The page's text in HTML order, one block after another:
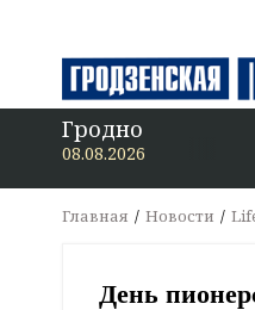
Гродно
08.08.2026
Главная Новости
День